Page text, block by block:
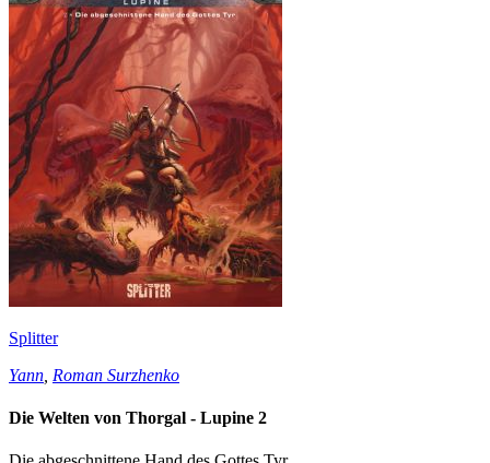
Splitter
Yann Roman Surzhenko
Die Welten von Thorgal - Lupine 2